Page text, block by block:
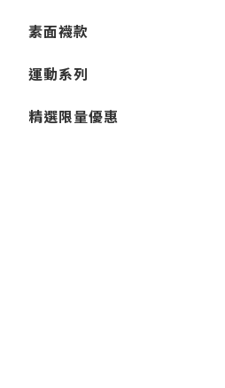
素面襪款
運動系列
精選限量優惠